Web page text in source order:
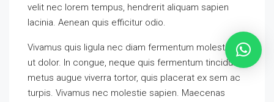
velit nec lorem tempus, hendrerit aliquam sapien
lacinia. Aenean quis efficitur odio.
Vivamus quis ligula nec diam fermentum molestie ut
ut dolor. In congue, neque quis fermentum tincidunt,
metus augue viverra tortor, quis placerat ex sem ac
turpis. Vivamus nec molestie sapien. Maecenas